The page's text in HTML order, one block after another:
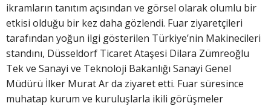
ikramların tanıtım açısından ve görsel olarak olumlu bir
etkisi olduğu bir kez daha gözlendi. Fuar ziyaretçileri
tarafından yoğun ilgi gösterilen Türkiye’nin Makinecileri
standını, Düsseldorf Ticaret Ataşesi Dilara Zümreoğlu
Tek ve Sanayi ve Teknoloji Bakanlığı Sanayi Genel
Müdürü İlker Murat Ar da ziyaret etti. Fuar süresince
muhatap kurum ve kuruluşlarla ikili görüşmeler